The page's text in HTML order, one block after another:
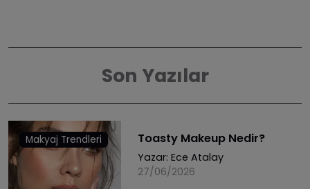
Son Yazılar
Makyaj Trendleri Toasty Makeup Nedir?
Yazar: Ece Atalay
27/06/2026